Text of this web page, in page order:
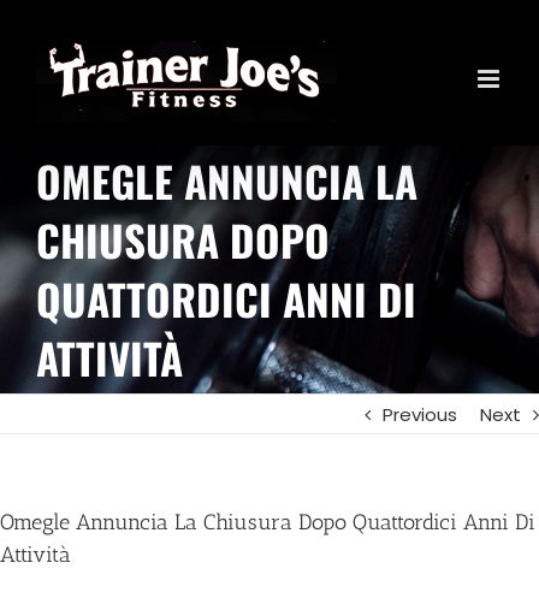
content
OMEGLE ANNUNCIA LA
CHIUSURA DOPO
QUATTORDICI ANNI DI
ATTIVITÀ
Previous Next
Omegle Annuncia La Chiusura Dopo Quattordici Anni Di
Attività